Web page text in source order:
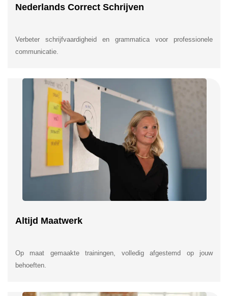
Nederlands Correct Schrijven
Verbeter schrijfvaardigheid en grammatica voor professionele
communicatie.
Altijd Maatwerk
Op maat gemaakte trainingen, volledig afgestemd op jouw
behoeften.